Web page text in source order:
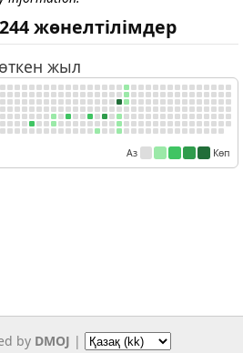
жөнелтілімдер
өткен жыл
Аз Көп
by DMOJ |